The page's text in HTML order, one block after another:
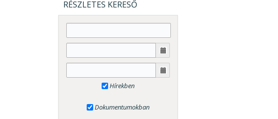
RÉSZLETES KERESŐ
Hírekben
Dokumentumokban